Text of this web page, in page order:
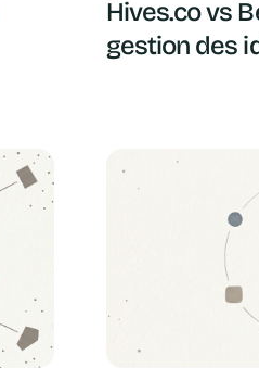
Hives.co vs
gestion des